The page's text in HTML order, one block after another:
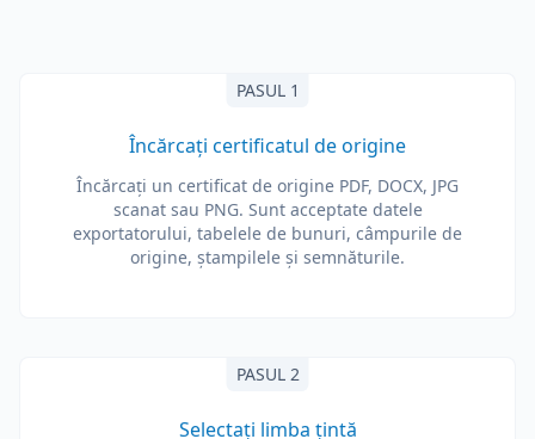
PASUL 1
Încărcați certificatul de origine
Încărcați un certificat de origine PDF, DOCX, JPG
scanat sau PNG. Sunt acceptate datele
exportatorului, tabelele de bunuri, câmpurile de
origine, ștampilele și semnăturile.
PASUL 2
Selectați limba țintă